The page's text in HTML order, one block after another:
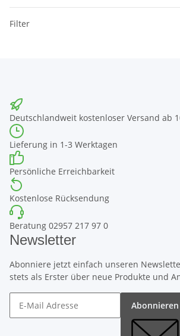
Filter
Deutschlandweit kostenloser Versand ab
Lieferung in 1-3 Werktagen
Persönliche Erreichbarkeit
Kostenlose Rücksendung
Beratung 02957 217 97 0
Newsletter
Abonniere jetzt einfach unseren
stets als Erster über neue Produkte und
Abonnieren